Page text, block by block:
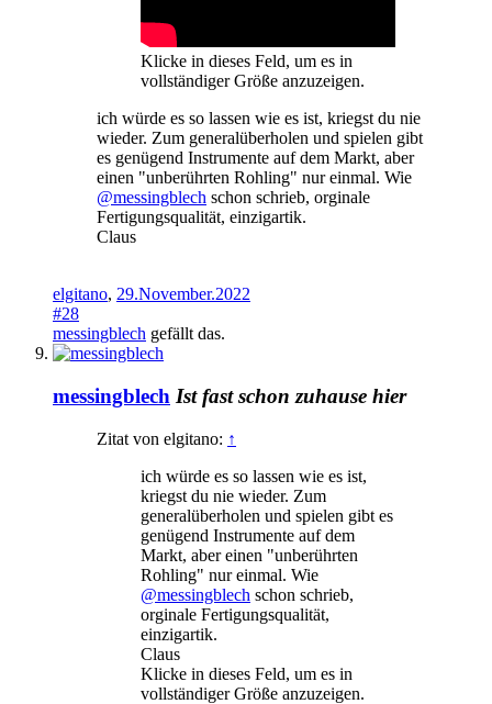
Klicke in dieses Feld, um es in
vollständiger Größe anzuzeigen.
ich würde es so lassen wie es ist, kriegst du nie
wieder. Zum generalüberholen und spielen gibt
es genügend Instrumente auf dem Markt, aber
einen "unberührten Rohling" nur einmal. Wie
@messingblech schon schrieb, orginale
Fertigungsqualität, einzigartik.
Claus
elgitano, 29.November.2022
#28
messingblech gefällt das.
messingblech Ist fast schon zuhause hier
Zitat von elgitano: ↑
ich würde es so lassen wie es ist,
kriegst du nie wieder. Zum
generalüberholen und spielen gibt es
genügend Instrumente auf dem
Markt, aber einen "unberührten
Rohling" nur einmal. Wie
@messingblech schon schrieb,
orginale Fertigungsqualität,
einzigartik.
Claus
Klicke in dieses Feld, um es in
vollständiger Größe anzuzeigen.